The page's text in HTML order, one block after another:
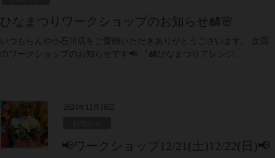
ひなまつりワークショップのお知らせ🎎🌸
いつもらんや小石川店をご愛顧いただきありがとうございます。 次回
のワークショップのお知らせです📢 『🎎ひなまつりアレンジ…
2024年12月16日
📢ワークショップ12/21(土)12/22(日)📢